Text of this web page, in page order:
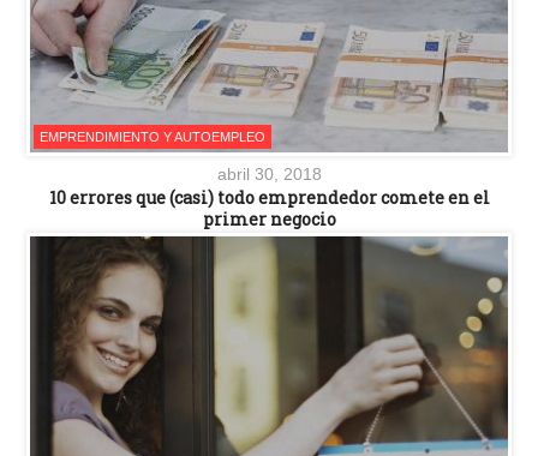
EMPRENDIMIENTO Y AUTOEMPLEO
abril 30, 2018
10 errores que (casi) todo emprendedor comete en el
primer negocio